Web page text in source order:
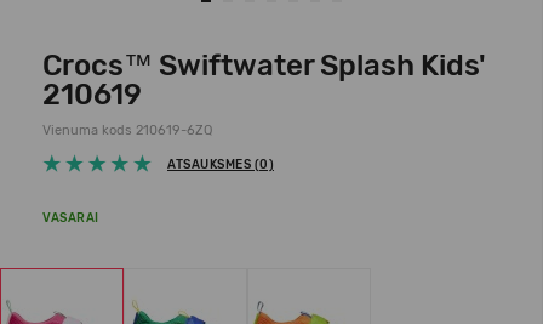
Crocs™ Swiftwater Splash Kids'
210619
Vienuma kods 210619-6ZQ
ATSAUKSMES (0)
VASARAI